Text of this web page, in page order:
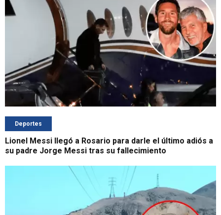
Deportes
Lionel Messi llegó a Rosario para darle el último adiós a
su padre Jorge Messi tras su fallecimiento